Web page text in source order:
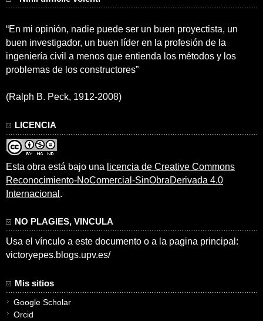
“En mi opinión, nadie puede ser un buen proyectista, un
buen investigador, un buen líder en la profesión de la
ingeniería civil a menos que entienda los métodos y los
problemas de los constructores”
(Ralph B. Peck, 1912-2008)
LICENCIA
Esta obra está bajo una licencia de Creative Commons
Reconocimiento-NoComercial-SinObraDerivada 4.0
Internacional .
NO PLAGIES, VINCULA
Usa el vínculo a este documento o a la pagina principal:
victoryepes.blogs.upv.es/
Mis sitios
Google Scholar
Orcid